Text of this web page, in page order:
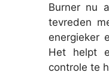
Burner nu
tevreden
energieker
Het helpt
controle te